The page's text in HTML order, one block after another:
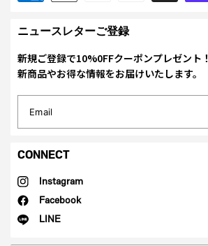
ニュースレターご登録
新規ご登録で10%0FFクーポンプレゼント！
新商品やお得な情報をお届けいたします。
Email
CONNECT
Instagram
Facebook
LINE